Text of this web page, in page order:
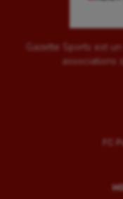
Gazette Sports est
associations
FC